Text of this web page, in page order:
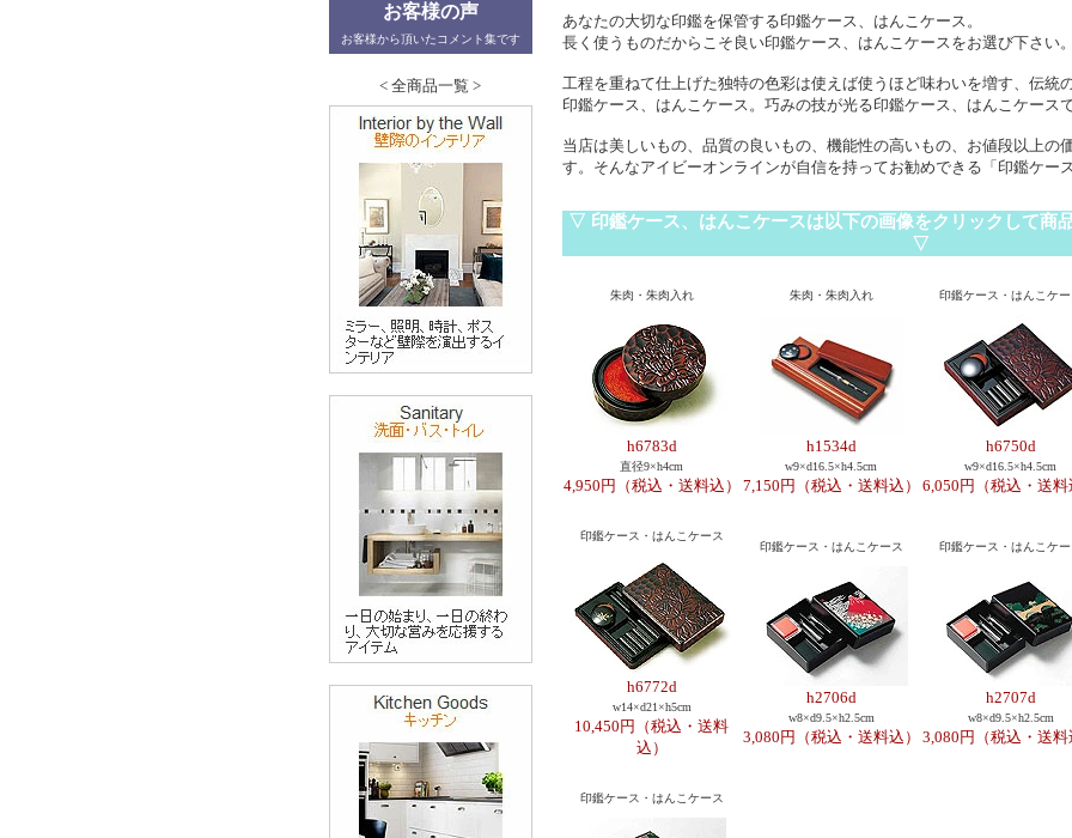
お客様の声
お客様から頂いたコメント集です
< 全商品一覧 >
あなたの大切な印鑑を保管する印鑑ケース、はんこケース。
長く使うものだからこそ良い印鑑ケース、はんこケースをお選び下さい
工程を重ねて仕上げた独特の色彩は使えば使うほど味わいを増す、伝統
印鑑ケース、はんこケース。巧みの技が光る印鑑ケース、はんこケース
当店は美しいもの、品質の良いもの、機能性の高いもの、お値段以上の
す。そんなアイビーオンラインが自信を持ってお勧めできる「印鑑ケー
▽ 印鑑ケース、はんこケースは以下の画像をクリックして商
▽
朱肉・朱肉入れ
h6783d
直径9×h4cm
4,950円（税込・送料込）
朱肉・朱肉入れ
h1534d
w9×d16.5×h4.5cm
7,150円（税込・送料込）
印鑑ケース・はんこケー
h6750d
w9×d16.5×h4.5cm
6,050円（税込・送料
印鑑ケース・はんこケース
h6772d
w14×d21×h5cm
10,450円（税込・送料
込）
印鑑ケース・はんこケース
h2706d
w8×d9.5×h2.5cm
3,080円（税込・送料込）
印鑑ケース・はんこケー
h2707d
w8×d9.5×h2.5cm
3,080円（税込・送料
印鑑ケース・はんこケース